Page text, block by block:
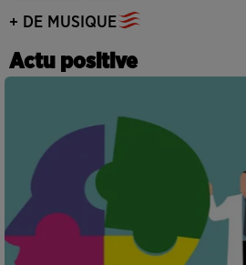
+ DE MUSIQUE
Actu positive